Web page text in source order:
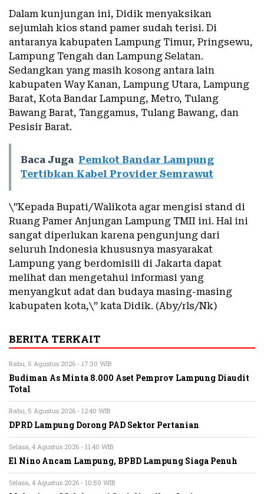
Dalam kunjungan ini, Didik menyaksikan
sejumlah kios stand pamer sudah terisi. Di
antaranya kabupaten Lampung Timur, Pringsewu,
Lampung Tengah dan Lampung Selatan.
Sedangkan yang masih kosong antara lain
kabupaten Way Kanan, Lampung Utara, Lampung
Barat, Kota Bandar Lampung, Metro, Tulang
Bawang Barat, Tanggamus, Tulang Bawang, dan
Pesisir Barat.
Baca Juga Pemkot Bandar Lampung
Tertibkan Kabel Provider Semrawut
\”Kepada Bupati/Walikota agar mengisi stand di
Ruang Pamer Anjungan Lampung TMII ini. Hal ini
sangat diperlukan karena pengunjung dari
seluruh Indonesia khususnya masyarakat
Lampung yang berdomisili di Jakarta dapat
melihat dan mengetahui informasi yang
menyangkut adat dan budaya masing-masing
kabupaten kota,\” kata Didik. (Aby/rls/Nk)
BERITA TERKAIT
Rabu, 5 Agustus 2026 - 17:30 WIB
Budiman As Minta 8.000 Aset Pemprov Lampung Diaudit
Total
Rabu, 5 Agustus 2026 - 12:40 WIB
DPRD Lampung Dorong PAD Sektor Pertanian
Selasa, 4 Agustus 2026 - 11:40 WIB
El Nino Ancam Lampung, BPBD Lampung Siaga Penuh
Selasa, 4 Agustus 2026 - 10:50 WIB